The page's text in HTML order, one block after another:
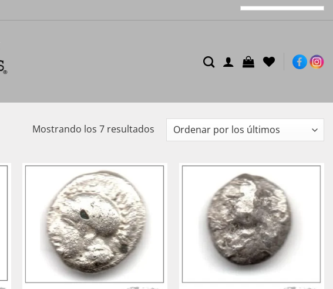
Mostrando los 7 resultadosOrdenado
por
últimos